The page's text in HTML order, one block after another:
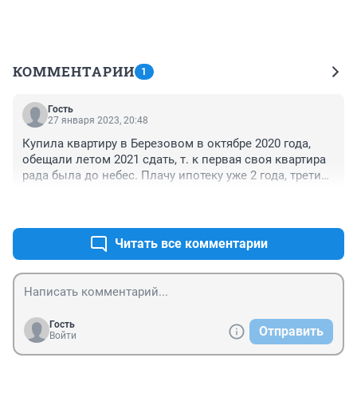
КОММЕНТАРИИ 1
Гость
27 января 2023, 20:48
Купила квартиру в Березовом в октябре 2020 года,
обещали летом 2021 сдать, т. к первая своя квартира
рада была до небес. Плачу ипотеку уже 2 года, третий
встречу, постоянно подаёт на апелляцию.
Читать все комментарии
Гость
Войти
Отправить